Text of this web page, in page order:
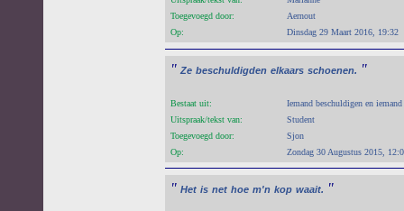
Toegevoegd door:
Aernout
Op:
Dinsdag 29 Maart 2016, 19:32
" Ze beschuldigden elkaars schoenen. "
Bestaat uit:
Iemand beschuldigen en
Uitspraak/tekst van:
Student
Toegevoegd door:
Sjon
Op:
Zondag 30 Augustus 2015,
" Het is net hoe m'n kop waait. "